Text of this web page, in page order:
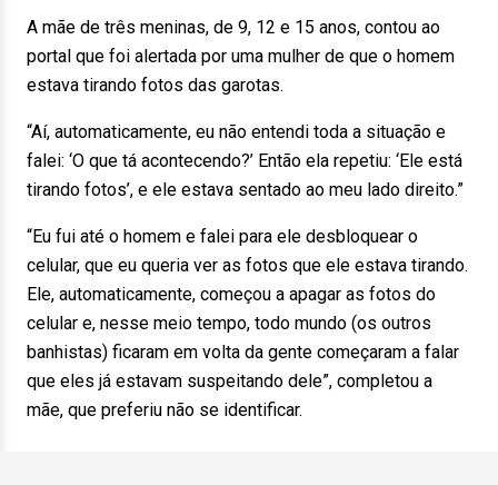
A mãe de três meninas, de 9, 12 e 15 anos, contou ao
portal que foi alertada por uma mulher de que o homem
estava tirando fotos das garotas.
“Aí, automaticamente, eu não entendi toda a situação e
falei: ‘O que tá acontecendo?’ Então ela repetiu: ‘Ele está
tirando fotos’, e ele estava sentado ao meu lado direito.”
“Eu fui até o homem e falei para ele desbloquear o
celular, que eu queria ver as fotos que ele estava tirando.
Ele, automaticamente, começou a apagar as fotos do
celular e, nesse meio tempo, todo mundo (os outros
banhistas) ficaram em volta da gente começaram a falar
que eles já estavam suspeitando dele”, completou a
mãe, que preferiu não se identificar.